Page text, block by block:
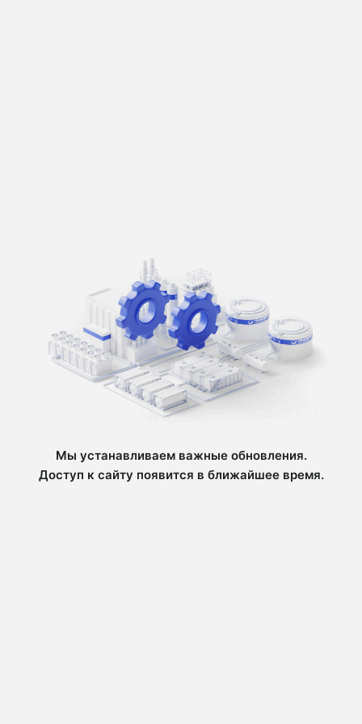
Мы устанавливаем важные обновления.
Доступ к сайту появится в ближайшее время.